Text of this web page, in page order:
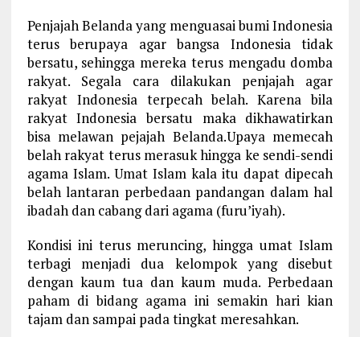
Penjajah Belanda yang menguasai bumi Indonesia
terus berupaya agar bangsa Indonesia tidak
bersatu, sehingga mereka terus mengadu domba
rakyat. Segala cara dilakukan penjajah agar
rakyat Indonesia terpecah belah. Karena bila
rakyat Indonesia bersatu maka dikhawatirkan
bisa melawan pejajah Belanda.Upaya memecah
belah rakyat terus merasuk hingga ke sendi-sendi
agama Islam. Umat Islam kala itu dapat dipecah
belah lantaran perbedaan pandangan dalam hal
ibadah dan cabang dari agama (furu’iyah).
Kondisi ini terus meruncing, hingga umat Islam
terbagi menjadi dua kelompok yang disebut
dengan kaum tua dan kaum muda. Perbedaan
paham di bidang agama ini semakin hari kian
tajam dan sampai pada tingkat meresahkan.